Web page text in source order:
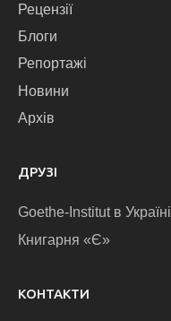
Рецензії
Блоги
Репортажі
Новини
Архів
ДРУЗІ
Goethe-Institut в Україні
Книгарня «Є»
КОНТАКТИ